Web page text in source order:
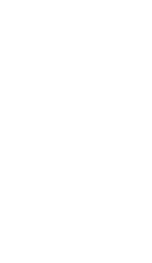
vaalii perinteisiä,
joiden
vaalii
kehittämään
edistämään sitä